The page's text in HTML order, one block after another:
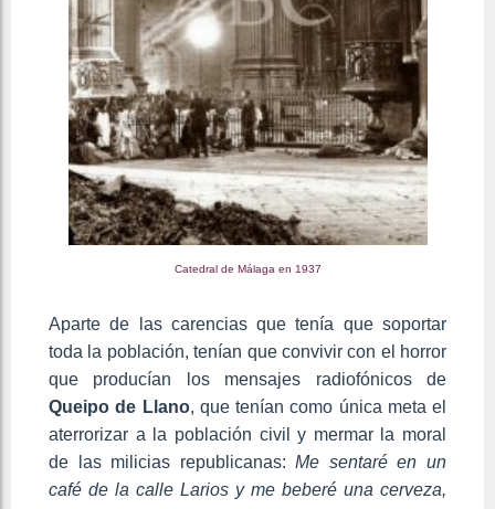
Catedral de Málaga en 1937
Aparte de las carencias que tenía que soportar
toda la población, tenían que convivir con el horror
que producían los mensajes radiofónicos de
Queipo de Llano, que tenían como única meta el
aterrorizar a la población civil y mermar la moral
de las milicias republicanas:Me sentaré en un
café de la calle Larios y me beberé una cerveza,